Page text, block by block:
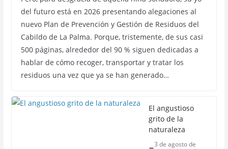
del futuro está en 2026 presentando alegaciones al
nuevo Plan de Prevención y Gestión de Residuos del
Cabildo de La Palma. Porque, tristemente, de sus casi
500 páginas, alrededor del 90 % siguen dedicadas a
hablar de cómo recoger, transportar y tratar los
residuos una vez que ya se han generado…
El angustioso
grito de la
naturaleza
3 de agosto de